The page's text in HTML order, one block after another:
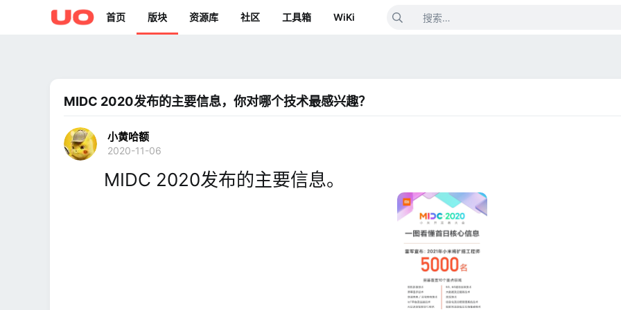
首页 版块 资源库 社区 工具箱 WiKi
MIDC 2020发布的主要信息，你对哪个技术最感兴趣？
小黄哈额
2020-11-06
MIDC 2020发布的主要信息。